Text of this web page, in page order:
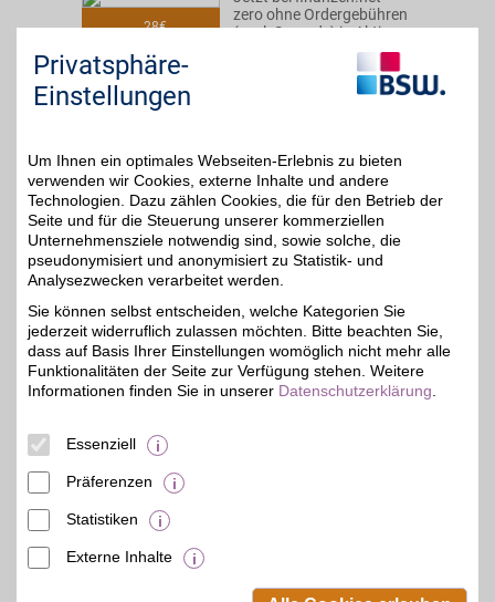
28€
zero ohne Ordergebühren
(zzgl. Spreads) in Aktien,
ETFs, Kryptos oder
Sparpläne investieren und
Zum Partnerprofil
comdirect
Sicher und einfach
Finanzgeschäfte von
Unser Partner macht's
möglich. Die
kundenorientierte Bank
ist mobil, unkompliziert
und mehrfach
Privatsphäre-
Einstellungen
Um Ihnen ein optimales Webseiten-Erlebnis zu bieten
verwenden wir Cookies, externe Inhalte und andere
Technologien. Dazu zählen Cookies, die für den Betrieb der
Seite und für die Steuerung unserer kommerziellen
Unternehmensziele notwendig sind, sowie solche, die
pseudonymisiert und anonymisiert zu Statistik- und
Analysezwecken verarbeitet werden.
Sie können selbst entscheiden, welche Kategorien Sie
jederzeit widerruflich zulassen möchten. Bitte beachten Sie,
dass auf Basis Ihrer Einstellungen womöglich nicht mehr alle
Funktionalitäten der Seite zur Verfügung stehen. Weitere
Informationen finden Sie in unserer Datenschutzerklärung
Essenziell
Präferenzen
Statistiken
Externe Inhalte